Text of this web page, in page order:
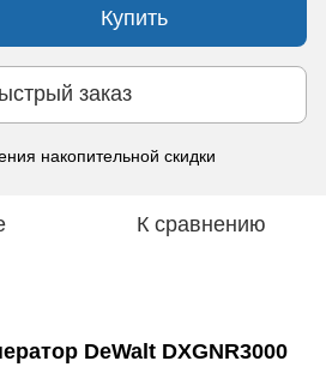
Купить
заказ
накопительной скидки
К сравнению
DeWalt DXGNR3000